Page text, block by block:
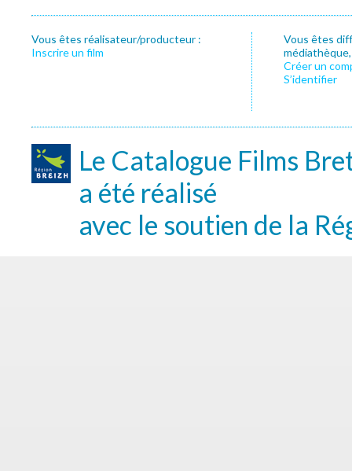
Vous êtes réalisateur/producteur :
Inscrire un film
Vous êtes
Créer un
S’identifier
Le Catalogue Films
a été réalisé
avec le soutien de la